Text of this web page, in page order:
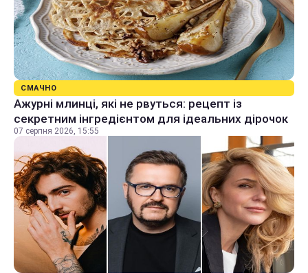
СМАЧНО
Ажурні млинці, які не рвуться: рецепт із
секретним інгредієнтом для ідеальних дірочок
07 серпня 2026, 15:55